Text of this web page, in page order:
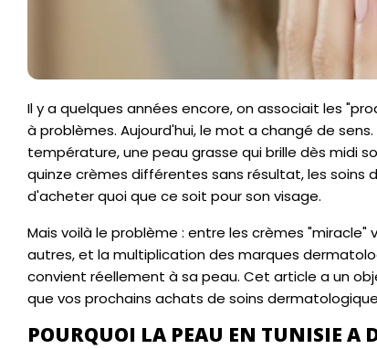
Il y a quelques années encore, on associait les
à problèmes. Aujourd'hui, le mot a changé de
température, une peau grasse qui brille dès midi
quinze crèmes différentes sans résultat, les
d'acheter quoi que ce soit pour son visage.
Mais voilà le problème : entre les crèmes
autres, et la multiplication des marques
convient réellement à sa peau. Cet article a un
que vos prochains achats de soins
POURQUOI LA PEAU EN TUNISIE A